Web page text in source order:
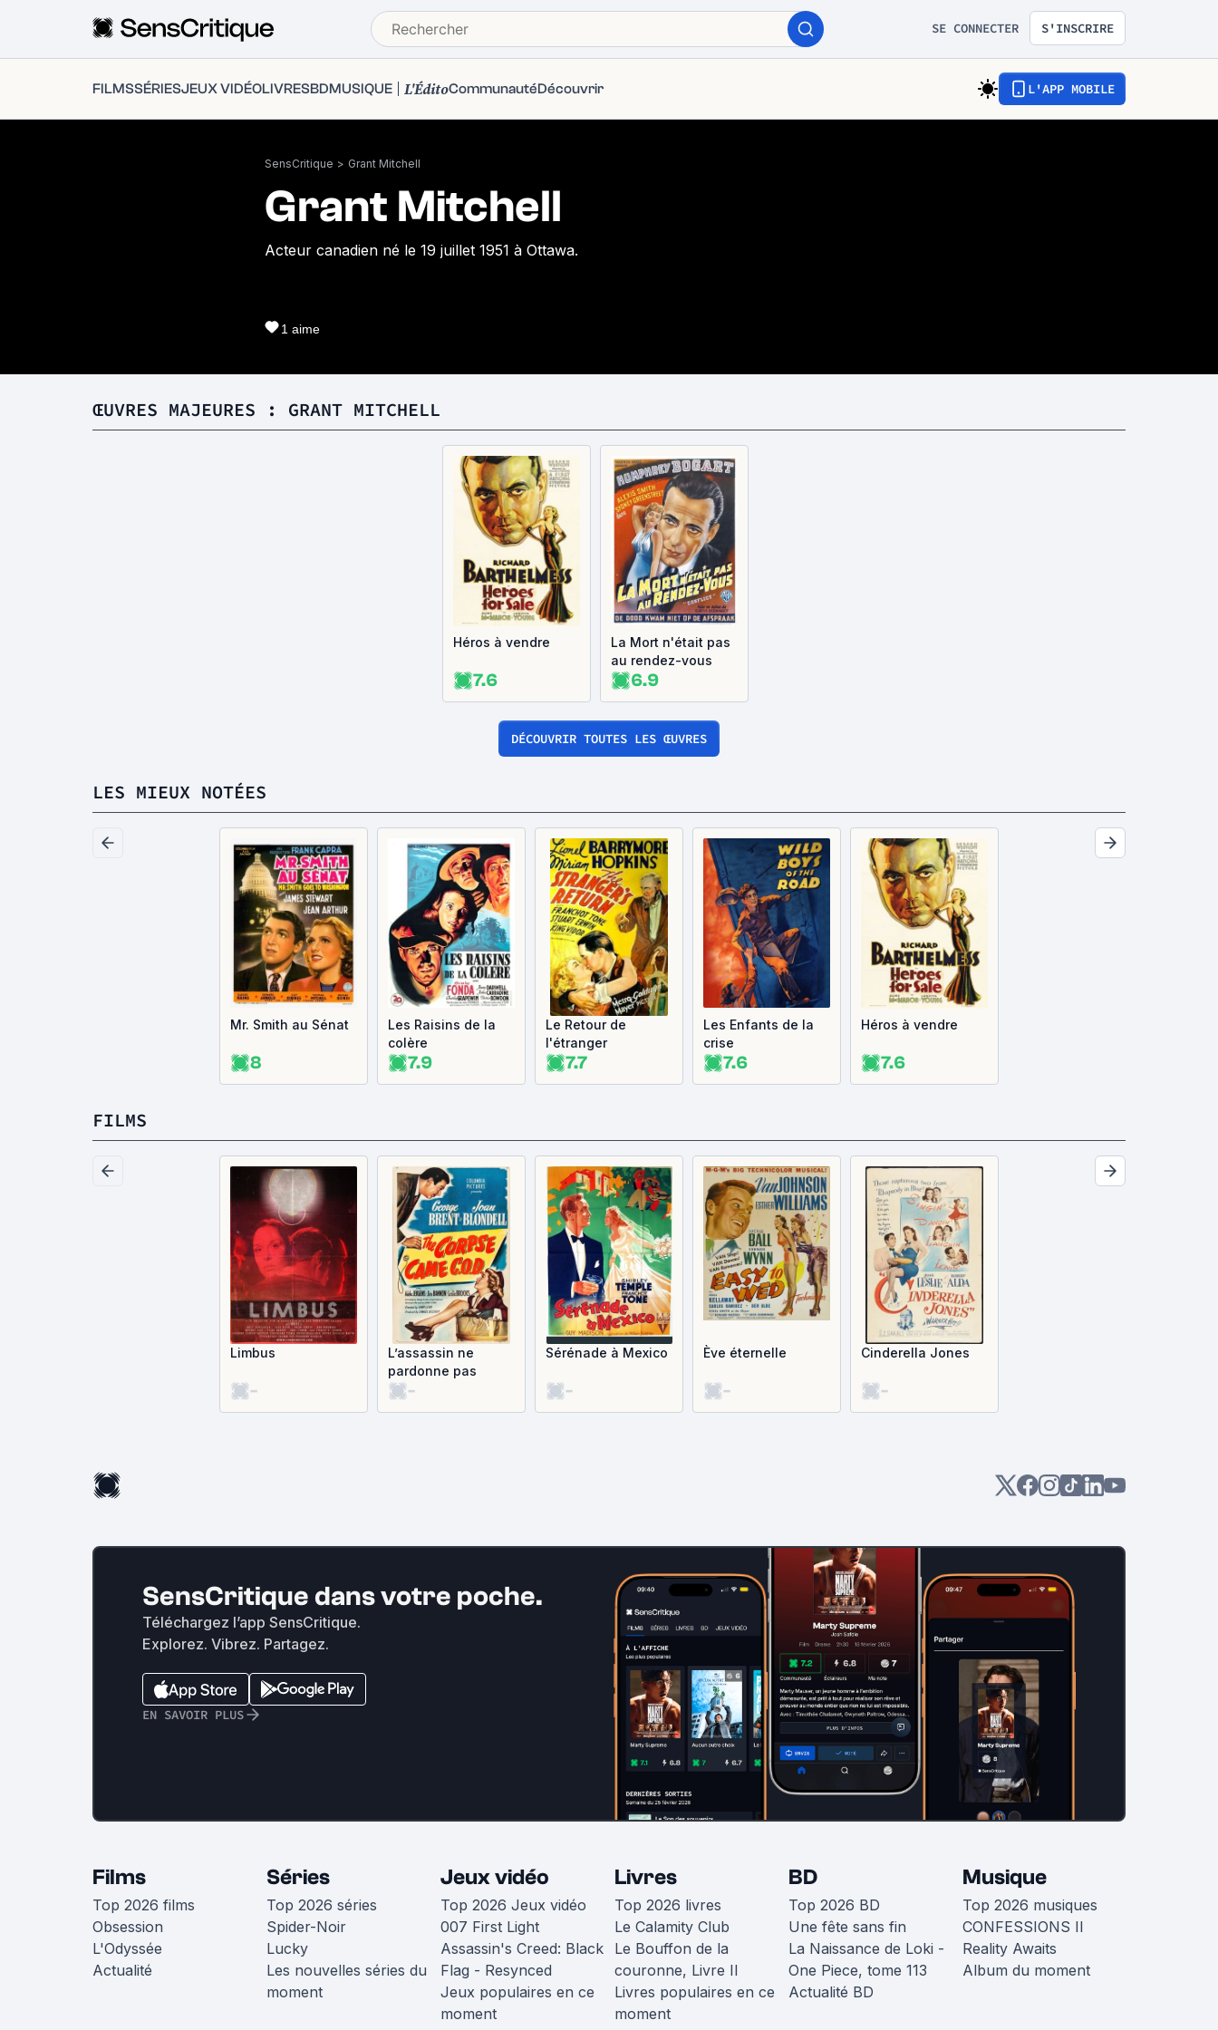
SE CONNECTER S'INSCRIRE
FILMSSÉRIESJEUX VIDÉOLIVRESBDMUSIQUE L'ÉditoCommunautéDécouvrir L'APP MOBILE
SensCritique > Grant Mitchell
Grant Mitchell
Acteur canadien né le 19 juillet 1951 à Ottawa.
1 aime
ŒUVRES MAJEURES : GRANT MITCHELL
Héros à vendre
7.6
La Mort n'était pas
au rendez-vous
6.9
DÉCOUVRIR TOUTES LES ŒUVRES
LES MIEUX NOTÉES
Mr. Smith au Sénat
8
Les Raisins de la
colère
7.9
Le Retour de
l'étranger
7.7
Les Enfants de la
crise
7.6
Héros à vendre
7.6
FILMS
Limbus
-
L’assassin ne
pardonne pas
-
Sérénade à Mexico
-
Ève éternelle
-
Cinderella Jones
-
SensCritique dans votre poche.
Téléchargez l’app SensCritique.
Explorez. Vibrez. Partagez.
EN SAVOIR PLUS
Films
Top 2026 films
Obsession
L'Odyssée
Actualité
Séries
Top 2026 séries
Spider-Noir
Lucky
Les nouvelles séries du
moment
Jeux vidéo
Top 2026 Jeux vidéo
007 First Light
Assassin's Creed: Black
Flag - Resynced
Jeux populaires en ce
moment
Livres
Top 2026 livres
Le Calamity Club
Le Bouffon de la
couronne, Livre II
Livres populaires en ce
moment
BD
Top 2026 BD
Une fête sans fin
La Naissance de Loki -
One Piece, tome 113
Actualité BD
Musique
Top 2026 musiques
CONFESSIONS II
Reality Awaits
Album du moment